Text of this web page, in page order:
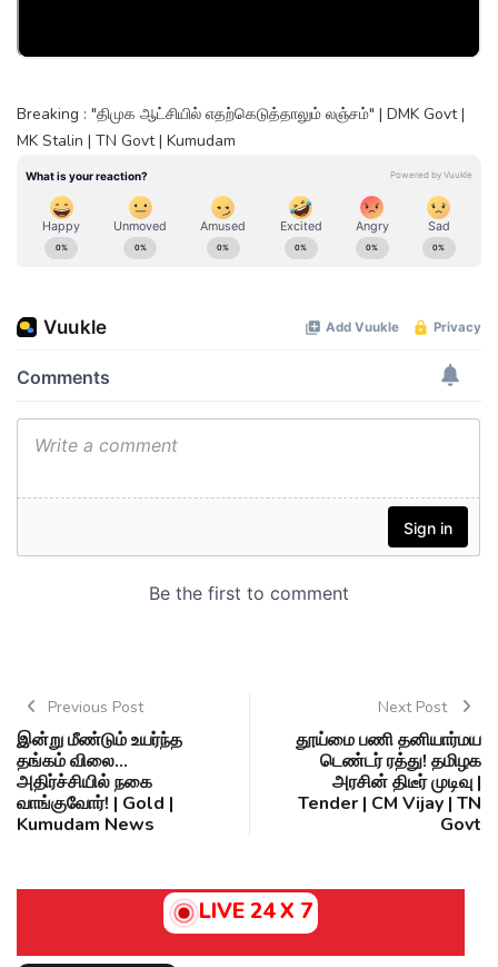
Breaking : "திமுக ஆட்சியில் எதற்கெடுத்தாலும் லஞ்சம்" | DMK Govt |
MK Stalin | TN Govt | Kumudam
Previous Post
இன்று மீண்டும் உயர்ந்த
தங்கம் விலை...
அதிர்ச்சியில் நகை
வாங்குவோர்! | Gold |
Kumudam News
Next Post
தூய்மை பணி தனியார்மய
டெண்டர் ரத்து! தமிழக
அரசின் திடீர் முடிவு |
Tender | CM Vijay | TN
Govt
LIVE 24 X 7